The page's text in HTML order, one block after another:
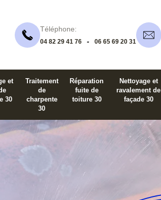
Téléphone:
04 82 29 41 76 - 06 65 69 20 31
et
30
Traitement
de
charpente
30
Réparation
fuite de
toiture 30
Nettoyage et
ravalement de
façade 30